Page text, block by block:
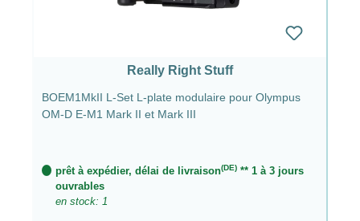
Really Right Stuff
BOEM1MkII L-Set L-plate modulaire pour Olympus
OM-D E-M1 Mark II et Mark III
prêt à expédier, délai de livraison(DE) ** 1 à 3 jours
ouvrables
en stock: 1